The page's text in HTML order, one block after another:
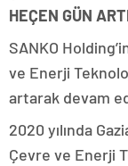
HEÇEN GÜN
SANKO
ve Enerji
artarak devam
2020 yılında
Çevre ve Enerji